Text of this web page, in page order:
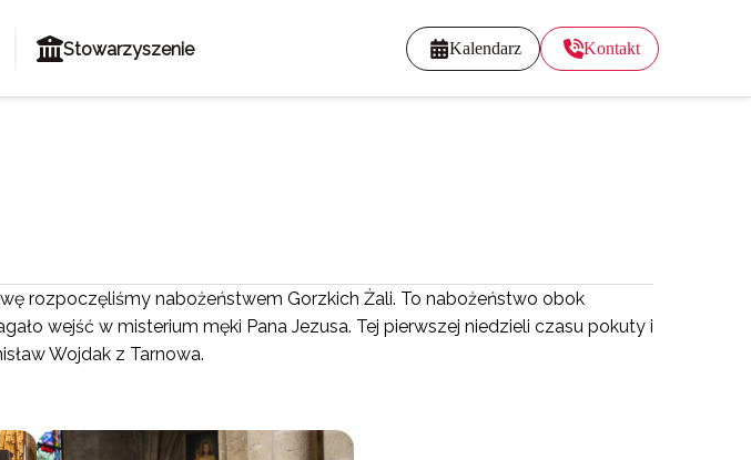
Stowarzyszenie Kalendarz Kontakt
rozpoczęliśmy nabożeństwem Gorzkich Żali. To nabożeństwo obok
wejść w misterium męki Pana Jezusa. Tej pierwszej niedzieli czasu pokuty i
Wojdak z Tarnowa.